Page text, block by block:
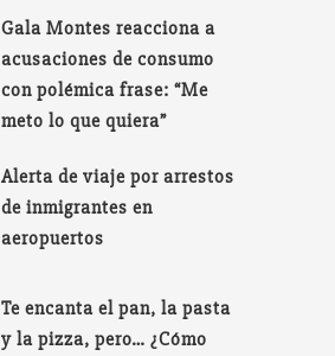
Gala Montes reacciona a
acusaciones de consumo
con polémica frase: “Me
meto lo que quiera”
Alerta de viaje por arrestos
de inmigrantes en
aeropuertos
Te encanta el pan, la pasta
y la pizza, pero… ¿Cómo